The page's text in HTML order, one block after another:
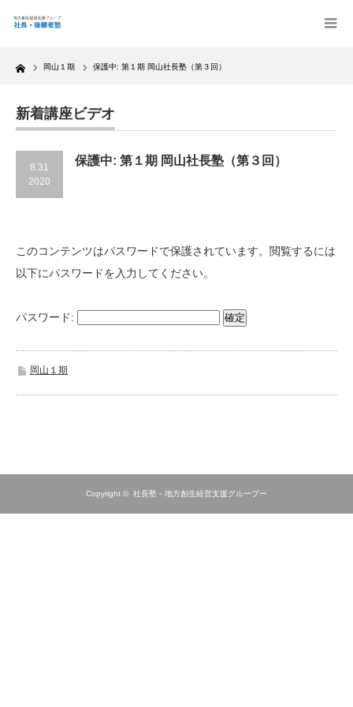
Home 岡山１期 保護中: 第１期 岡山社長塾（第３回）
新着講座ビデオ
8.31
2020
保護中: 第１期 岡山社長塾（第３回）
このコンテンツはパスワードで保護されています。閲覧するには
以下にパスワードを入力してください。
パスワード:
岡山１期
Copyright © 社長塾－地方創生経営支援グループー